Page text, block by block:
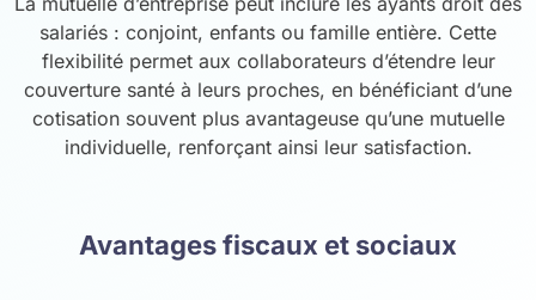
salariés : conjoint, enfants ou famille entière. Cette
flexibilité permet aux collaborateurs d’étendre leur
couverture santé à leurs proches, en bénéficiant d’une
cotisation souvent plus avantageuse qu’une mutuelle
individuelle, renforçant ainsi leur satisfaction.
Avantages fiscaux et sociaux